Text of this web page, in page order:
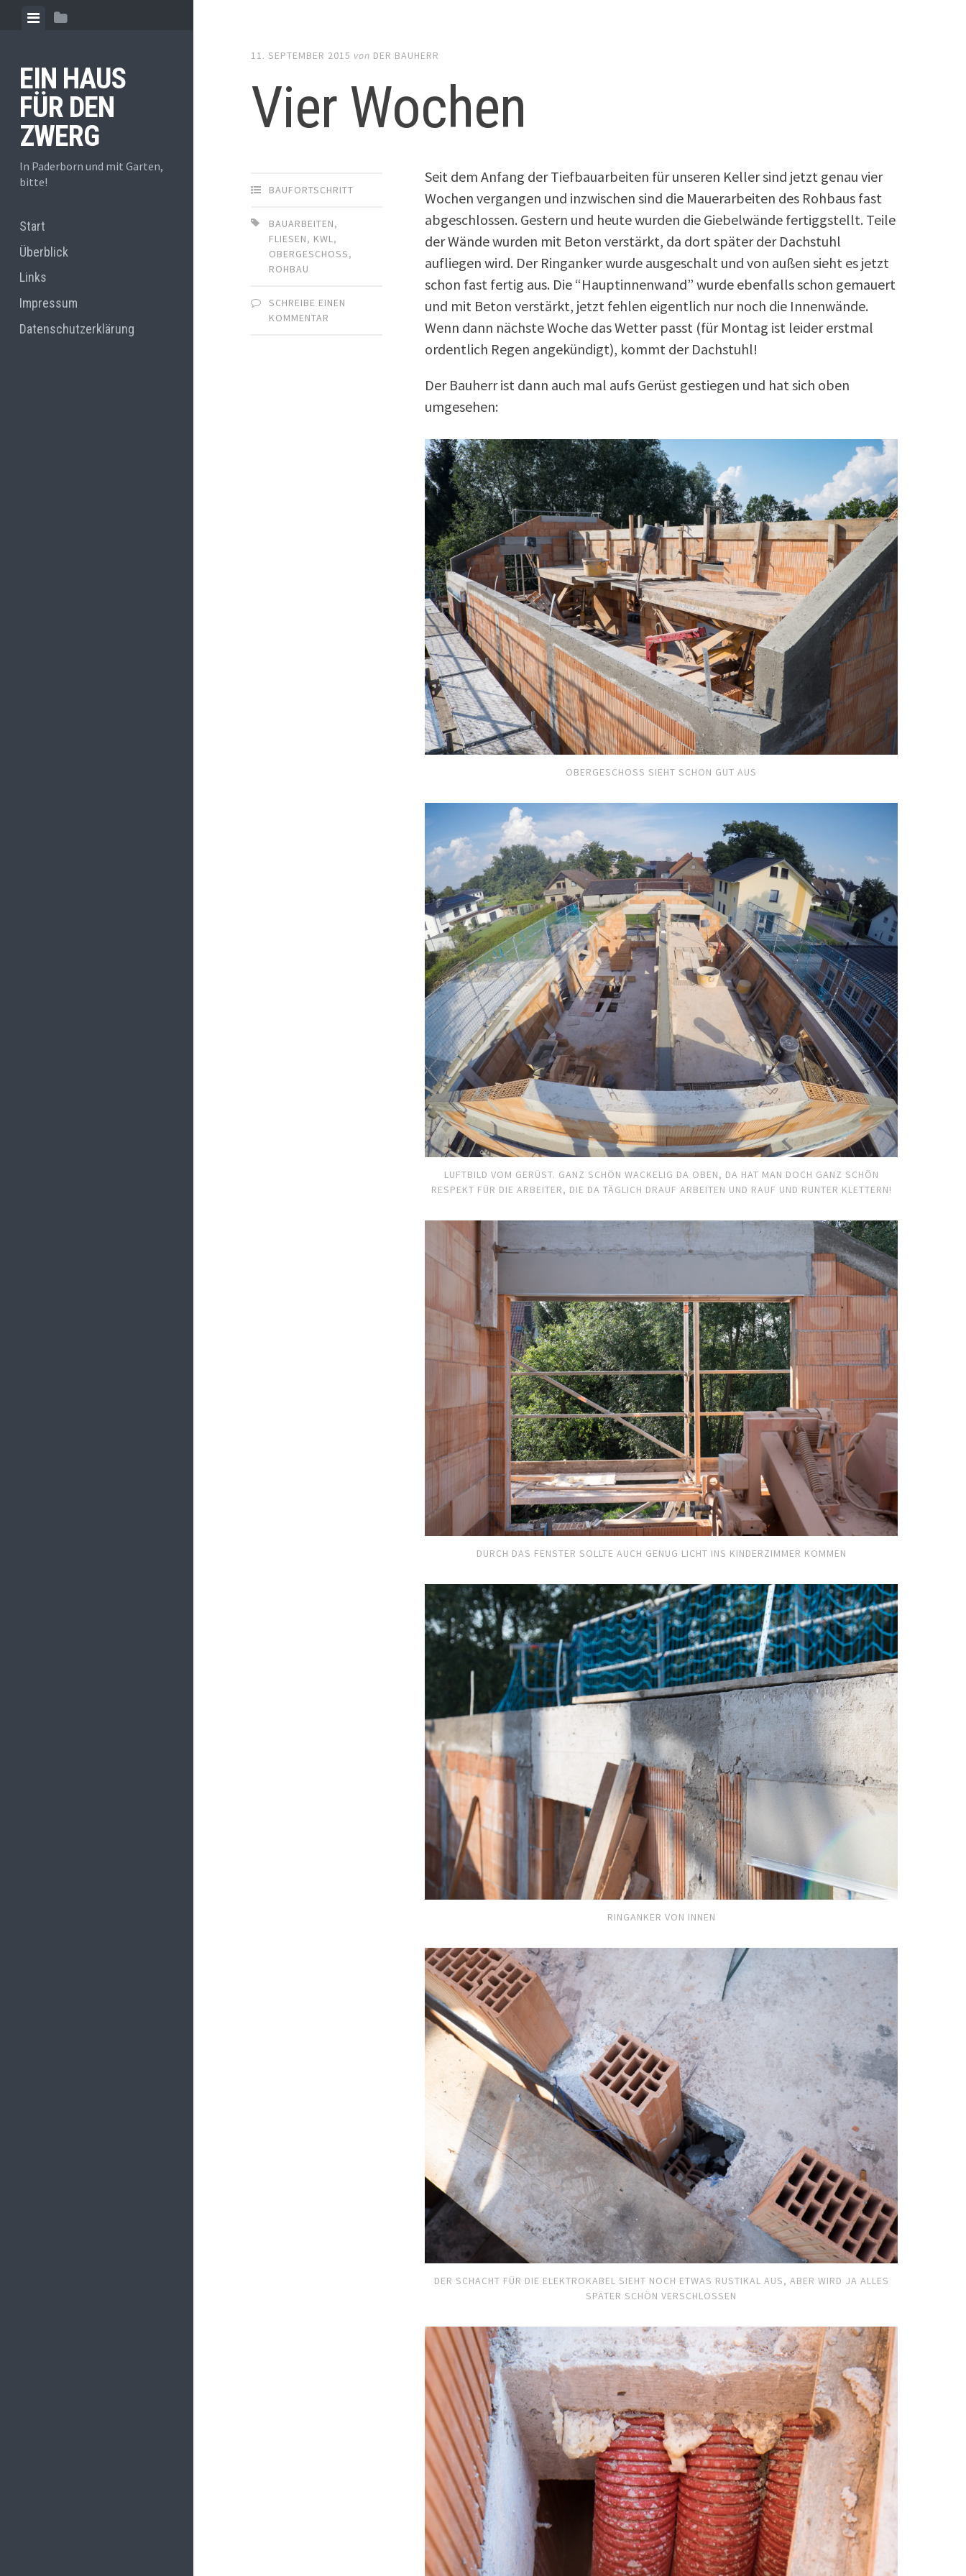
MenüSeitenleiste
EIN HAUS
FÜR DEN
ZWERG
In Paderborn und mit Garten,
bitte!
Start
Überblick
Links
Impressum
Datenschutzerklärung
11. SEPTEMBER 2015 von DER BAUHERR
Vier Wochen
BAUFORTSCHRITT
BAUARBEITEN,
FLIESEN, KWL,
OBERGESCHOSS,
ROHBAU
SCHREIBE EINEN
KOMMENTAR
Seit dem Anfang der Tiefbauarbeiten für unseren Keller sind jetzt genau vier
Wochen vergangen und inzwischen sind die Mauerarbeiten des Rohbaus fast
abgeschlossen. Gestern und heute wurden die Giebelwände fertiggstellt. Teile
der Wände wurden mit Beton verstärkt, da dort später der Dachstuhl
aufliegen wird. Der Ringanker wurde ausgeschalt und von außen sieht es jetzt
schon fast fertig aus. Die “Hauptinnenwand” wurde ebenfalls schon gemauert
und mit Beton verstärkt, jetzt fehlen eigentlich nur noch die Innenwände.
Wenn dann nächste Woche das Wetter passt (für Montag ist leider erstmal
ordentlich Regen angekündigt), kommt der Dachstuhl!
Der Bauherr ist dann auch mal aufs Gerüst gestiegen und hat sich oben
umgesehen:
OBERGESCHOSS SIEHT SCHON GUT AUS
LUFTBILD VOM GERÜST. GANZ SCHÖN WACKELIG DA OBEN, DA HAT MAN DOCH GANZ SCHÖN
RESPEKT FÜR DIE ARBEITER, DIE DA TÄGLICH DRAUF ARBEITEN UND RAUF UND RUNTER KLETTERN!
DURCH DAS FENSTER SOLLTE AUCH GENUG LICHT INS KINDERZIMMER KOMMEN
RINGANKER VON INNEN
DER SCHACHT FÜR DIE ELEKTROKABEL SIEHT NOCH ETWAS RUSTIKAL AUS, ABER WIRD JA ALLES
SPÄTER SCHÖN VERSCHLOSSEN